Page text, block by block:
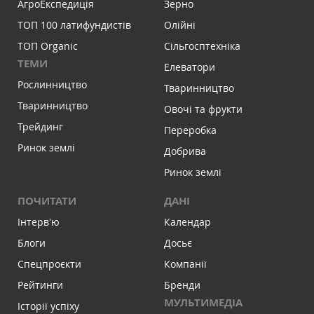
АгроЕкспедиція
ТОП 100 латифундистів
ТОП Organic
ТЕМИ
Рослинництво
Тваринництво
Трейдинг
Ринок землі
Зерно
Олійні
Сільгосптехніка
Елеватори
Тваринництво
Овочі та фрукти
Переробка
Добрива
Ринок землі
ПОЧИТАТИ
Інтервʼю
Блоги
Спецпроєкти
Рейтинги
Історії успіху
ДАНІ
Календар
Досьє
Компанії
Бренди
МУЛЬТИМЕДІА